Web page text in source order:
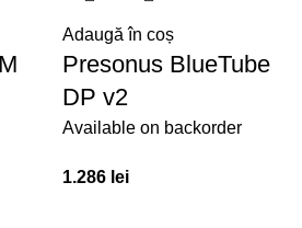
Adaugă în coș
Presonus BlueTube
DP v2
Available on backorder
1.286 lei